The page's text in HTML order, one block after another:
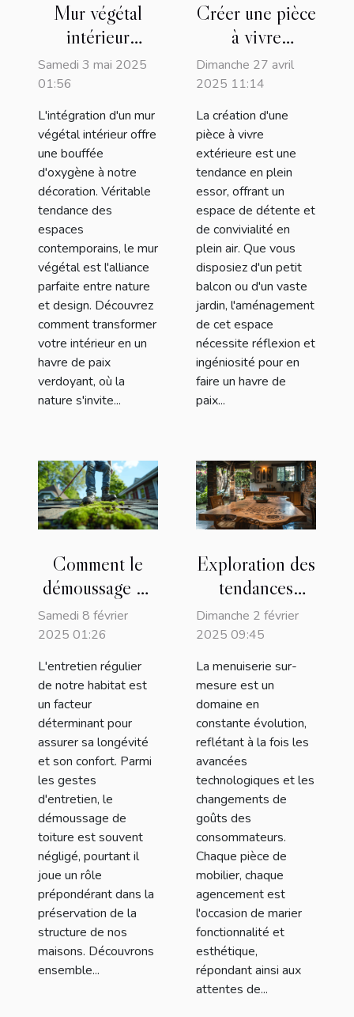
Mur végétal
intérieur
comment
intégrer la
verdure dans
votre
décoration
Samedi 3 mai 2025
01:56
L'intégration d'un mur
végétal intérieur offre
une bouffée
d'oxygène à notre
décoration. Véritable
tendance des
espaces
contemporains, le mur
végétal est l'alliance
parfaite entre nature
et design. Découvrez
comment transformer
votre intérieur en un
havre de paix
verdoyant, où la
nature s'invite...
Créer une pièce
à vivre
extérieure
conseils pour
un
aménagement
parfait
Dimanche 27 avril
2025 11:14
La création d'une
pièce à vivre
extérieure est une
tendance en plein
essor, offrant un
espace de détente et
de convivialité en
plein air. Que vous
disposiez d'un petit
balcon ou d'un vaste
jardin, l'aménagement
de cet espace
nécessite réflexion et
ingéniosité pour en
faire un havre de
paix...
Comment le
démoussage de
toiture prolonge
la durée de vie
de votre maison
Samedi 8 février
2025 01:26
L'entretien régulier
de notre habitat est
un facteur
déterminant pour
assurer sa longévité
et son confort. Parmi
les gestes
d'entretien, le
démoussage de
toiture est souvent
négligé, pourtant il
joue un rôle
prépondérant dans la
préservation de la
structure de nos
maisons. Découvrons
ensemble...
Exploration des
tendances
actuelles en
menuiserie sur-
mesure
Dimanche 2 février
2025 09:45
La menuiserie sur-
mesure est un
domaine en
constante évolution,
reflétant à la fois les
avancées
technologiques et les
changements de
goûts des
consommateurs.
Chaque pièce de
mobilier, chaque
agencement est
l'occasion de marier
fonctionnalité et
esthétique,
répondant ainsi aux
attentes de...